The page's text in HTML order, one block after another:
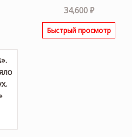
34,600₽
Быстрый просмотр